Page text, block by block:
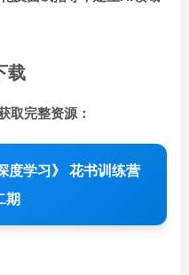
载
取完整资源：
度学习》 花书训练营
期